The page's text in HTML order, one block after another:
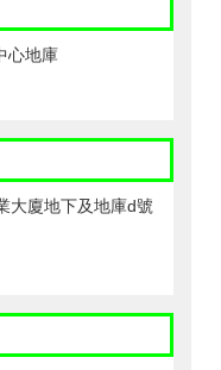
心地庫
大廈地下及地庫d號